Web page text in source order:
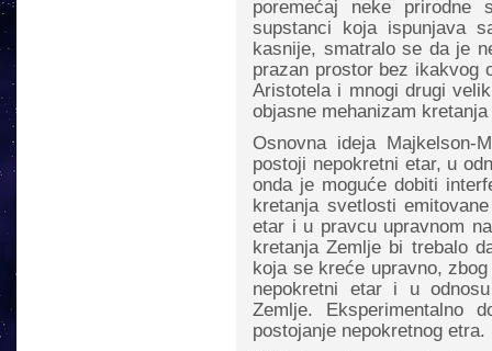
poremećaj neke
supstanci koja ispunjava
kasnije, smatralo se da je
prazan prostor bez ikakvog
Aristotela i mnogi drugi
objasne mehanizam
Osnovna ideja Majkelson-
postoji nepokretni etar, u
onda je moguće dobiti
kretanja svetlosti
etar i u pravcu upravnom
kretanja Zemlje bi trebalo
koja se kreće upravno,
nepokretni etar i u
Zemlje. Eksperimentalno
postojanje nepokretnog etra.